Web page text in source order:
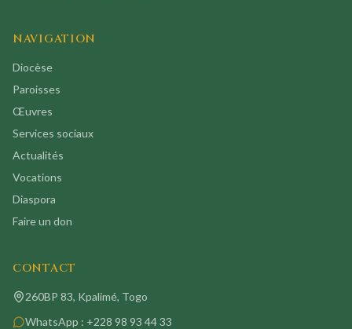
NAVIGATION
Diocèse
Paroisses
Œuvres
Services sociaux
Actualités
Vocations
Diaspora
Faire un don
CONTACT
260BP 83, Kpalimé, Togo
WhatsApp : +228 98 93 44 33